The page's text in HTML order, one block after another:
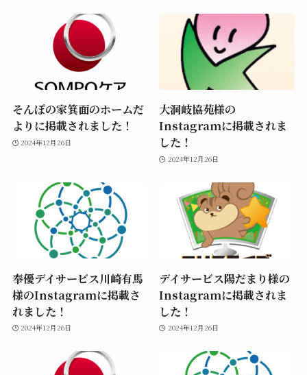
そんぽの家箕面のホームだ
よりに掲載されました！
2024年12月26日
大洞岐協苑様の
Instagramに掲載されま
した！
2024年12月26日
奉優デイサービス川崎有馬
様のInstagramに掲載さ
れました！
2024年12月26日
デイサービス陽だまり様の
Instagramに掲載されま
した！
2024年12月26日